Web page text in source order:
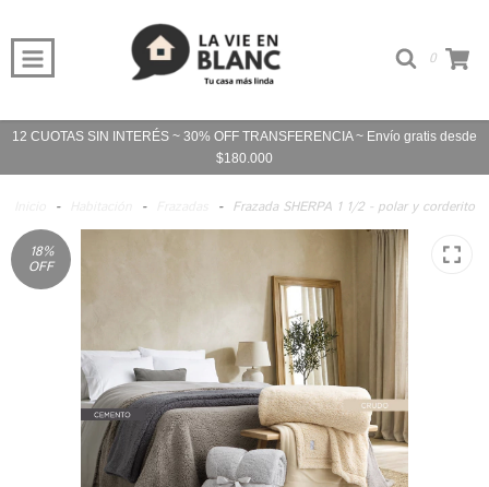
0
12 CUOTAS SIN INTERÉS ~ 30% OFF TRANSFERENCIA ~ Envío gratis desde
$180.000
- - - Frazada SHERPA 1 1/2 - polar y corderito
18%
OFF